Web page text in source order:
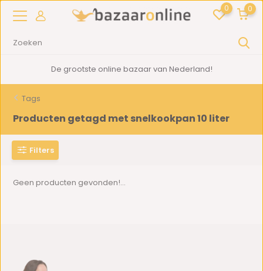
0 0
De grootste online bazaar van Nederland!
Tags
Producten getagd met snelkookpan 10 liter
Filters
Geen producten gevonden!...